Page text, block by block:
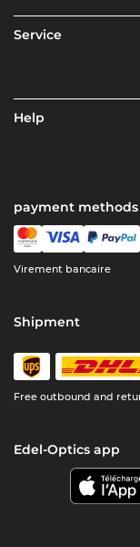
Service
Help
payment methods
Virement bancaire
Shipment
Free outbound and
Edel-Optics app